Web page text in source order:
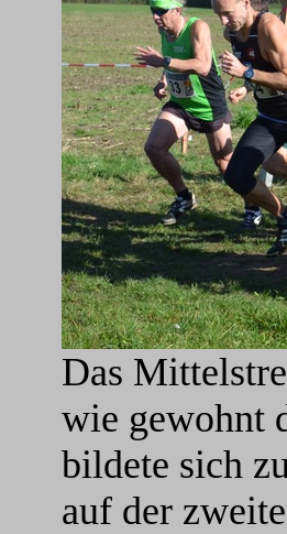
Das
wie gewohnt
bildete sich
auf der